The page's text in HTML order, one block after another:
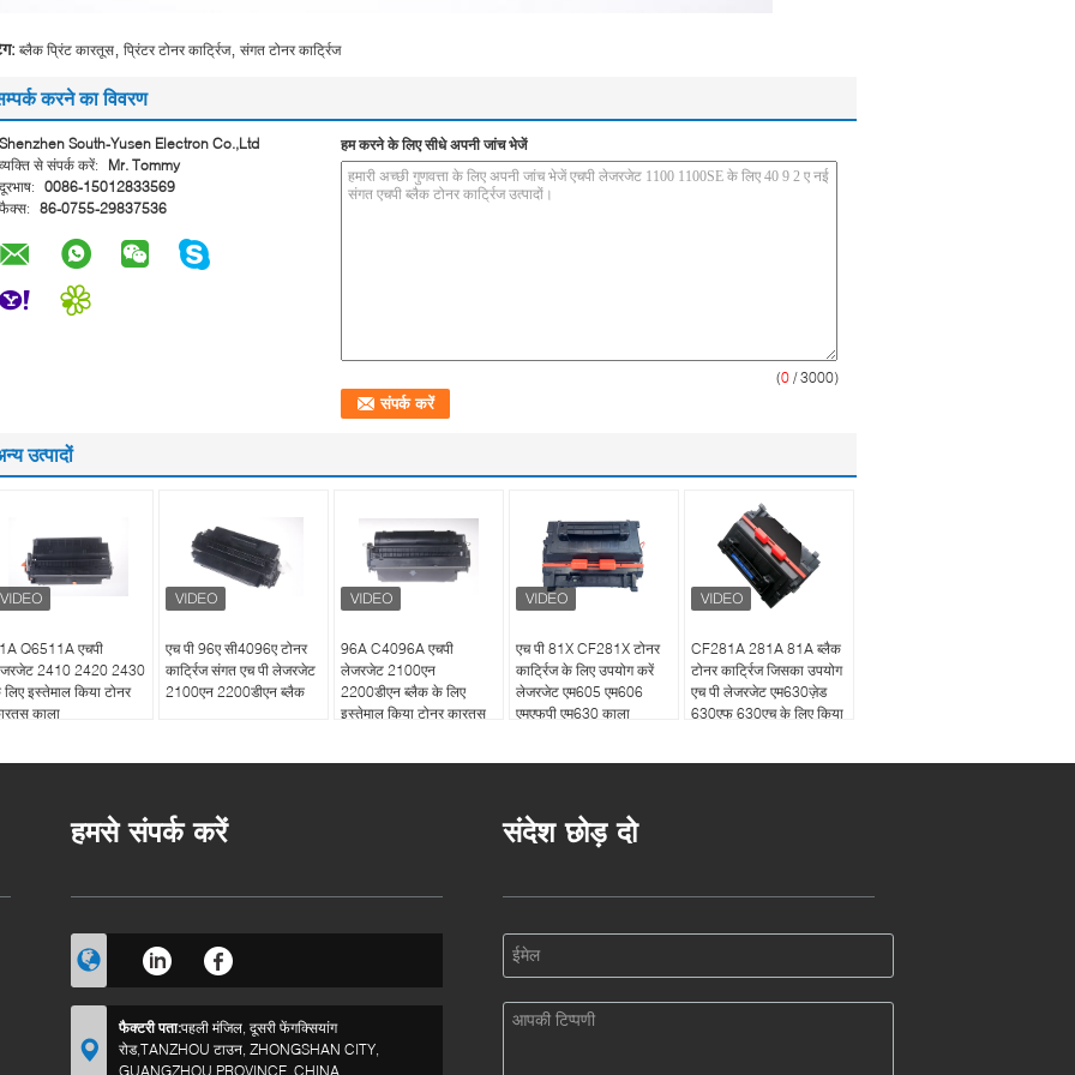
ब्लैक प्रिंट कारतूस प्रिंटर टोनर कार्ट्रिज, संगत टोनर कार्ट्रिज
करने का विवरण
Shenzhen South-Yusen Electron Co.,Ltd
व्यक्ति से संपर्क करें:
Mr. Tommy
दूरभाष: 0086-15012833569
फैक्स: 86-0755-29837536
हम करने के लिए सीधे अपनी जांच भेजें
(0 / 3000)
उत्पादों
Q6511A एचपी
2410 2420 2430
इस्तेमाल किया टोनर
काला
एच पी 96ए सी4096ए टोनर
कार्ट्रिज संगत एच पी लेजरजेट
2100एन 2200डीएन ब्लैक
96A C4096A एचपी
लेजरजेट 2100एन
2200डीएन ब्लैक के लिए
इस्तेमाल किया टोनर कारतूस
एच पी 81X CF281X टोनर
कार्ट्रिज के लिए उपयोग करें
लेजरजेट एम605 एम606
एमएफपी एम630 काला
CF281A 281A 81A ब्लैक
टोनर कार्ट्रिज जिसका उपयोग
एच पी लेजरजेट एम630ज़ेड
630एफ 630एच के लिए किया
हमसे संपर्क करें
फैक्टरी पता:पहली मंजिल, दूसरी फेंगक्सियांग
रोड,TANZHOU टाउन, ZHONGSHAN CITY,
GUANGZHOU PROVINCE, CHINA
संदेश छोड़ दो